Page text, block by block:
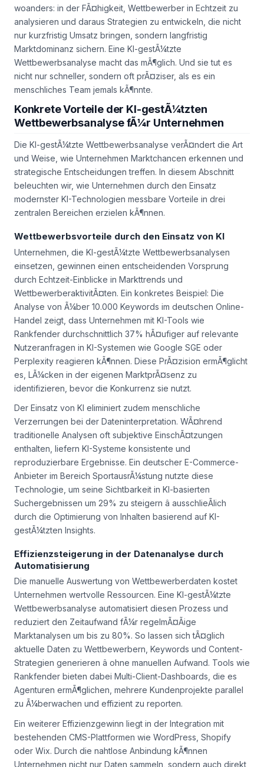
woanders: in der FÃ¤higkeit, Wettbewerber in Echtzeit zu
analysieren und daraus Strategien zu entwickeln, die nicht
nur kurzfristig Umsatz bringen, sondern langfristig
Marktdominanz sichern. Eine KI-gestÃ¼tzte
Wettbewerbsanalyse macht das mÃ¶glich. Und sie tut es
nicht nur schneller, sondern oft prÃ¤ziser, als es ein
menschliches Team jemals kÃ¶nnte.
Konkrete Vorteile der KI-gestÃ¼tzten
Wettbewerbsanalyse fÃ¼r Unternehmen
Die KI-gestÃ¼tzte Wettbewerbsanalyse verÃ¤ndert die Art
und Weise, wie Unternehmen Marktchancen erkennen und
strategische Entscheidungen treffen. In diesem Abschnitt
beleuchten wir, wie Unternehmen durch den Einsatz
modernster KI-Technologien messbare Vorteile in drei
zentralen Bereichen erzielen kÃ¶nnen.
Wettbewerbsvorteile durch den Einsatz von KI
Unternehmen, die KI-gestÃ¼tzte Wettbewerbsanalysen
einsetzen, gewinnen einen entscheidenden Vorsprung
durch Echtzeit-Einblicke in Markttrends und
WettbewerberaktivitÃ¤ten. Ein konkretes Beispiel: Die
Analyse von Ã¼ber 10.000 Keywords im deutschen Online-
Handel zeigt, dass Unternehmen mit KI-Tools wie
Rankfender durchschnittlich 37% hÃ¤ufiger auf relevante
Nutzeranfragen in KI-Systemen wie Google SGE oder
Perplexity reagieren kÃ¶nnen. Diese PrÃ¤zision ermÃ¶glicht
es, LÃ¼cken in der eigenen MarktprÃ¤senz zu
identifizieren, bevor die Konkurrenz sie nutzt.
Der Einsatz von KI eliminiert zudem menschliche
Verzerrungen bei der Dateninterpretation. WÃ¤hrend
traditionelle Analysen oft subjektive EinschÃ¤tzungen
enthalten, liefern KI-Systeme konsistente und
reproduzierbare Ergebnisse. Ein deutscher E-Commerce-
Anbieter im Bereich SportausrÃ¼stung nutzte diese
Technologie, um seine Sichtbarkeit in KI-basierten
Suchergebnissen um 29% zu steigern â ausschlieÃlich
durch die Optimierung von Inhalten basierend auf KI-
gestÃ¼tzten Insights.
Effizienzsteigerung in der Datenanalyse durch
Automatisierung
Die manuelle Auswertung von Wettbewerberdaten kostet
Unternehmen wertvolle Ressourcen. Eine KI-gestÃ¼tzte
Wettbewerbsanalyse automatisiert diesen Prozess und
reduziert den Zeitaufwand fÃ¼r regelmÃ¤Ãige
Marktanalysen um bis zu 80%. So lassen sich tÃ¤glich
aktuelle Daten zu Wettbewerbern, Keywords und Content-
Strategien generieren â ohne manuellen Aufwand. Tools wie
Rankfender bieten dabei Multi-Client-Dashboards, die es
Agenturen ermÃ¶glichen, mehrere Kundenprojekte parallel
zu Ã¼berwachen und effizient zu reporten.
Ein weiterer Effizienzgewinn liegt in der Integration mit
bestehenden CMS-Plattformen wie WordPress, Shopify
oder Wix. Durch die nahtlose Anbindung kÃ¶nnen
Unternehmen nicht nur Daten sammeln, sondern auch direkt